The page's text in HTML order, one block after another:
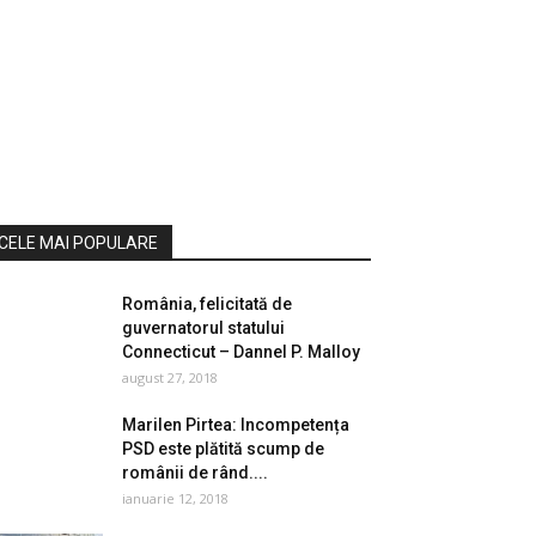
MAI POPULARE
România, felicitată de
guvernatorul statului
Connecticut – Dannel P. Malloy
august 27, 2018
Marilen Pirtea: Incompetența
PSD este plătită scump de
românii de rând....
ianuarie 12, 2018